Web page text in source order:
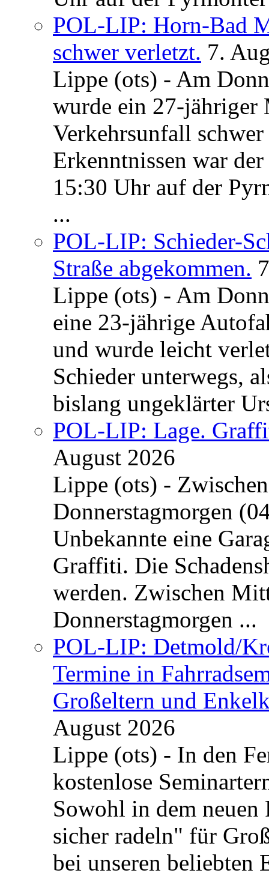
POL-LIP: Horn-Bad
schwer verletzt. 7.
Lippe (ots) - Am
wurde ein 27-jähriger
Verkehrsunfall
Erkenntnissen war
15:30 Uhr auf der
...
POL-LIP: Schieder-
Straße abgekommen.
Lippe (ots) - Am
eine 23-jährige
und wurde leicht
Schieder unterwegs,
bislang ungeklärter
POL-LIP: Lage.
August 2026
Lippe (ots) -
Donnerstagmorgen
Unbekannte eine
Graffiti. Die
werden. Zwischen
Donnerstagmorgen ...
POL-LIP: Detmold/
Termine in
Großeltern und
August 2026
Lippe (ots) - In den
kostenlose
Sowohl in dem neuen
sicher radeln" für
bei unseren beliebten